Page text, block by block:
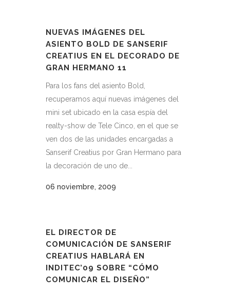
NUEVAS IMÁGENES DEL
ASIENTO BOLD DE SANSERIF
CREATIUS EN EL DECORADO DE
GRAN HERMANO 11
Para los fans del asiento Bold,
recuperamos aquí nuevas imágenes del
mini set ubicado en la casa espía del
realty-show de Tele Cinco, en el que se
ven dos de las unidades encargadas a
Sanserif Creatius por Gran Hermano para
la decoración de uno de...
06 noviembre, 2009
EL DIRECTOR DE
COMUNICACIÓN DE SANSERIF
CREATIUS HABLARÁ EN
INDITEC’09 SOBRE “CÓMO
COMUNICAR EL DISEÑO”